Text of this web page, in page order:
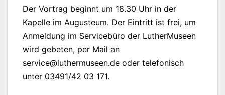
Der Vortrag beginnt um 18.30 Uhr in der
Kapelle im Augusteum. Der Eintritt ist frei, um
Anmeldung im Servicebüro der LutherMuseen
wird gebeten, per Mail an
service@luthermuseen.de oder telefonisch
unter 03491/42 03 171.